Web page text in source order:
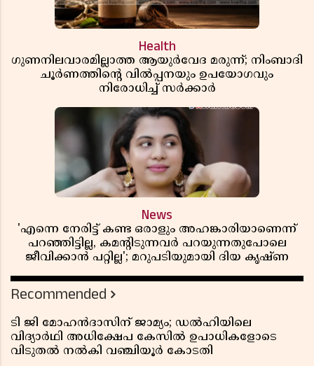
Health
ഗുണനിലവാരമില്ലാത്ത ആയുർവേദ മരുന്ന്; നിംബാദി
ചൂർണത്തിൻ്റെ വിൽപ്പനയും ഉപയോഗവും
നിരോധിച്ച് സർക്കാർ
News
'എന്നെ നേരിട്ട് കണ്ട ഒരാളും അഹങ്കാരിയാണെന്ന്
പറഞ്ഞിട്ടില്ല, കമൻ്റിടുന്നവർ പറയുന്നതുപോലെ
ജീവിക്കാൻ പറ്റില്ല'; മറുപടിയുമായി ദിയ കൃഷ്ണ
Recommended
ടി ജി മോഹൻദാസിന് ജാമ്യം; ഡൽഹിയിലെ
വിദ്യാർഥി അധിക്ഷേപ കേസിൽ ഉപാധികളോടെ
വിടുതൽ നൽകി വഞ്ചിയൂർ കോടതി